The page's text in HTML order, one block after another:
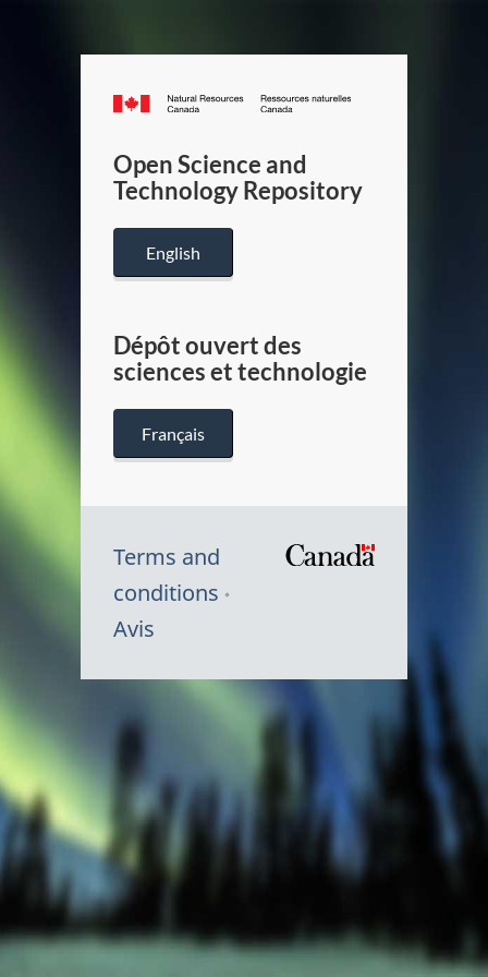
Canada.ca
/
Canada
Open Science and
Technology Repository
English
Dépôt ouvert des
sciences et technologie
Français
Terms and
conditions
Avis
Canada